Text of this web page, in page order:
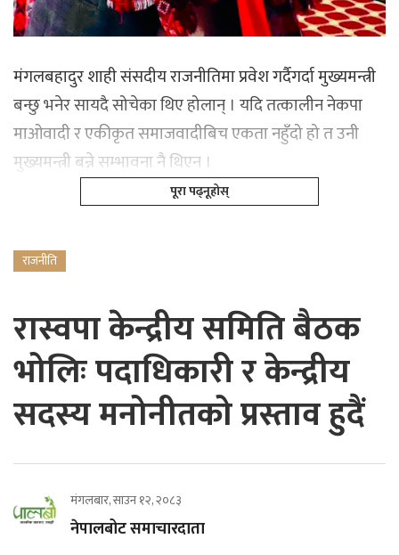
मंगलबहादुर शाही संसदीय राजनीतिमा प्रवेश गर्दैगर्दा मुख्यमन्त्री
बन्छु भनेर सायदै सोचेका थिए होलान् । यदि तत्कालीन नेकपा
माओवादी र एकीकृत समाजवादीबिच एकता नहुँदो हो त उनी
मुख्यमन्त्री बन्ने सम्भावना नै थिएन ।
पूरा पढ्नूहोस्
राजनीति
रास्वपा केन्द्रीय समिति बैठक
भोलिः पदाधिकारी र केन्द्रीय
सदस्य मनोनीतको प्रस्ताव हुदैं
मंगलबार, साउन १२, २०८३
नेपालबोट समाचारदाता